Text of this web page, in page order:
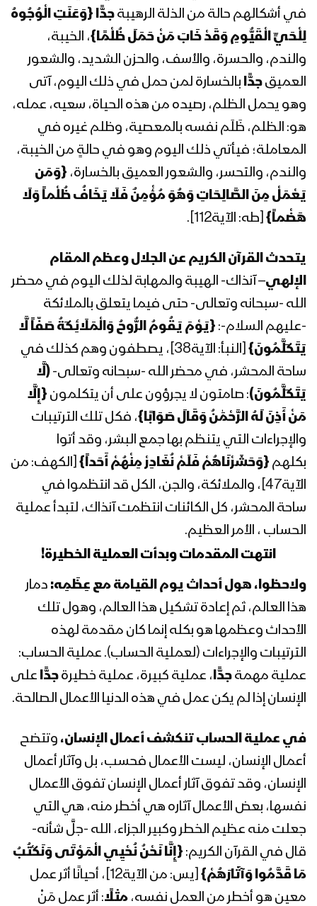
المحاضرة الرمضانية الخامسة للسيد
عبدالملك بدرالدين الحوثي 05 رمضان
1442هـ
المحاضرة الرمضانية الرابعة للسيد عبد
الملك بدر الدين الحوثي 04 رمضان 1442هـ
المحاضرة الرمضانية الثالثة للسيد عبدالملك
بدرالدين الحوثي 03 رمضان 1442هـ
بدرالدين الحوثي 02 رمضان 1442هـ
المحاضرة الرمضانية الأولى للسيد
عبدالملك بدرالدين الحوثي 1رمضان 1442هـ
المحاضرة الرمضانية التاسعة والعشرون
لقائد الثورة السيد عبدالملك بدرالدين
الحوثي 30 رمضان 1441هـ
المحاضرة الرمضانية الثامنة والعشرون لقائد
الثورة السيد عبدالملك بدرالدين الحوثي
1441هـ
المحاضرة الرمضانية السابعة والعشرون
لقائد الثورة السيد عبدالملك بدرالدين
الحوثي 1441هـ
المحاضرة الرمضانية السادسة والعشرون
لقائد الثورة السيد عبدالملك بدرالدين
الحوثي 1441هـ
المحاضرة الرمضانية الخامسة والعشرون
لقائد الثورة السيد عبدالملك بدرالدين
الحوثي 1441هـ
المحاضرة الرمضانية الرابعة والعشرون لقائد
الثورة السيد عبدالملك بدرالدين الحوثي
1441هـ
المحاضرة الرمضانية الثالثة والعشرون لقائد
الثورة السيد عبدالملك بدرالدين الحوثي
1441هـ
المحاضرة الرمضانية الثانية والعشرون لقائد
الثورة السيد عبدالملك بدرالدين الحوثي
في أشكالهم حالة من الذلة الرهيبة جدًّا {وَعَنَتِ الْوُجُوهُ
لِلْحَيِّ الْقَيُّومِ وَقَدْ خَابَ مَنْ حَمَلَ ظُلْمًا }، الخيبة،
والندم، والحسرة، والأسف، والحزن الشديد، والشعور
العميق جدًّا بالخسارة لمن حمل في ذلك اليوم، آتى
وهو يحمل الظلم، رصيده من هذه الحياة، سعيه، عمله،
هو: الظلم، ظَلَم نفسه بالمعصية، وظلم غيره في
المعاملة؛ فيأتي ذلك اليوم وهو في حالةٍ من الخيبة،
والندم، والتحسر، والشعور العميق بالخسارة، {وَمَن
يَعْمَلْ مِنَ الصَّالِحَاتِ وَهُوَ مُؤْمِنٌ فَلَا يَخَافُ ظُلْماً وَلَا
هَضْماً } [طه: الآية112].
يتحدث القرآن الكريم عن الجلال وعظم المقام
الإلهي– آنذاك- الهيبة والمهابة لذلك اليوم في محضر
الله -سبحانه وتعالى- حتى فيما يتعلق بالملائكة
-عليهم السلام-: {يَوْمَ يَقُومُ الرُّوحُ وَالْمَلَائِكَةُ صَفّاً لَّا
يَتَكَلَّمُونَ}
[النبأ: الآية38]، يصطفون وهم كذلك في
ساحة المحشر، في محضر الله -سبحانه وتعالى- (لَّا
يَتَكَلَّمُونَ): صامتون لا يجرؤون على أن يتكلمون { إِلَّا
مَنْ أَذِنَ لَهُ الرَّحْمَٰنُ وَقَالَ صَوَابًا }، فكل تلك الترتيبات
والإجراءات التي يتنظم بها جمع البشر، وقد أتوا
بكلهم {وَحَشَرْنَاهُمْ فَلَمْ نُغَادِرْ مِنْهُمْ أَحَداً }
[الكهف: من
الآية47]، والملائكة، والجن، الكل قد انتظموا في
ساحة المحشر، كل الكائنات انتظمت آنذاك، لتبدأ عملية
الحساب ، الأمر العظيم.
انتهت المقدمات وبدأت العملية الخطيرة!
ولاحظوا، هول أحداث يوم القيامة مع عِظَمِه: دمار
هذا العالم، ثم إعادة تشكيل هذا العالم، وهول تلك
الأحداث وعظمها هو بكله إنما كان مقدمة لهذه
الترتيبات والإجراءات (لعملية الحساب). عملية الحساب:
عملية مهمة جدًّا، عملية كبيرة، عملية خطيرة جدًّا على
الإنسان إذا لم يكن عمل في هذه الدنيا الأعمال الصالحة.
في عملية الحساب تنكشف أعمال الإنسان، وتتضح
أعمال الإنسان، ليست الأعمال فحسب، بل وآثار أعمال
الإنسان، وقد تفوق آثار أعمال الإنسان تفوق الأعمال
نفسها، بعض الأعمال آثاره هي أخطر منه، هي التي
جعلت منه عظيم الخطر وكبير الجزاء، الله -جلَّ شأنه-
قال في القرآن الكريم: {إِنَّا نَحْنُ نُحْيِي الْمَوْتَى وَنَكْتُبُ
مَا قَدَّمُوا وَآثَارَهُمْ}
[يس: من الآية12]، أحيانًا أثر عمل
معين هو أخطر من العمل نفسه، مثلًا: أثر عمل مَنْ